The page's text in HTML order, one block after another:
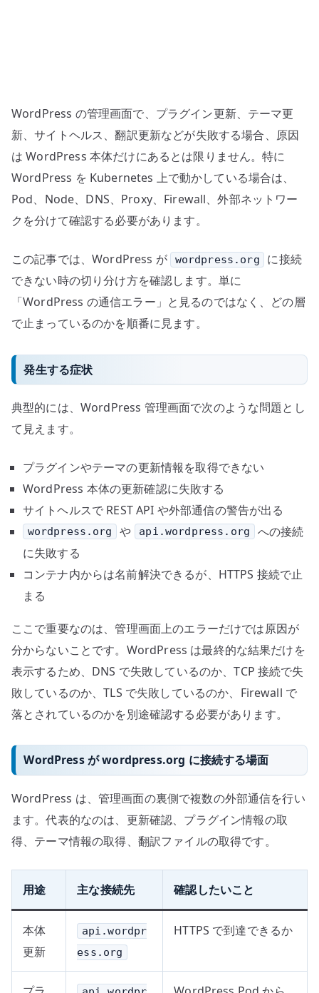
/
Firewall
/
Kubernetes
認
る
へ
の
WordPress の管理画面で、プラグイン更新、テーマ更
新、サイトヘルス、翻訳更新などが失敗する場合、原因
は WordPress 本体だけにあるとは限りません。特に
WordPress を Kubernetes 上で動かしている場合は、
Pod、Node、DNS、Proxy、Firewall、外部ネットワー
クを分けて確認する必要があります。
この記事では、WordPress が wordpress.org
に接続
できない時の切り分け方を確認します。単に
「WordPress の通信エラー」と見るのではなく、どの層
で止まっているのかを順番に見ます。
発生する症状
典型的には、WordPress 管理画面で次のような問題とし
て見えます。
プラグインやテーマの更新情報を取得できない
WordPress 本体の更新確認に失敗する
サイトヘルスで REST API や外部通信の警告が出る
wordpress.org や api.wordpress.org
への接続
に失敗する
コンテナ内からは名前解決できるが、HTTPS 接続で止
まる
ここで重要なのは、管理画面上のエラーだけでは原因が
分からないことです。WordPress は最終的な結果だけを
表示するため、DNS で失敗しているのか、TCP 接続で失
敗しているのか、TLS で失敗しているのか、Firewall で
落とされているのかを別途確認する必要があります。
WordPress が wordpress.org に接続する場面
WordPress は、管理画面の裏側で複数の外部通信を行い
ます。代表的なのは、更新確認、プラグイン情報の取
得、テーマ情報の取得、翻訳ファイルの取得です。
用途 主な接続先 確認したいこと
本体
更新
api.wordpr
ess.org
HTTPS で到達できるか